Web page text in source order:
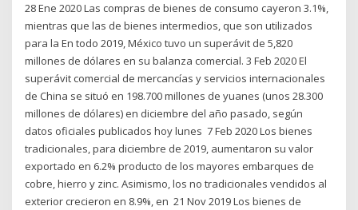
28 Ene 2020 Las compras de bienes de consumo cayeron 3.1%,
mientras que las de bienes intermedios, que son utilizados
para la En todo 2019, México tuvo un superávit de 5,820
millones de dólares en su balanza comercial. 3 Feb 2020 El
superávit comercial de mercancías y servicios internacionales
de China se situó en 198.700 millones de yuanes (unos 28.300
millones de dólares) en diciembre del año pasado, según
datos oficiales publicados hoy lunes 7 Feb 2020 Los bienes
tradicionales, para diciembre de 2019, aumentaron su valor
exportado en 6.2% producto de los mayores embarques de
cobre, hierro y zinc. Asimismo, los no tradicionales vendidos al
exterior crecieron en 8.9%, en 21 Nov 2019 Los bienes de